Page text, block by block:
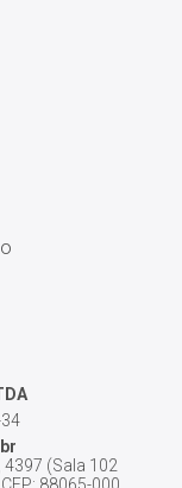
(Sala 102